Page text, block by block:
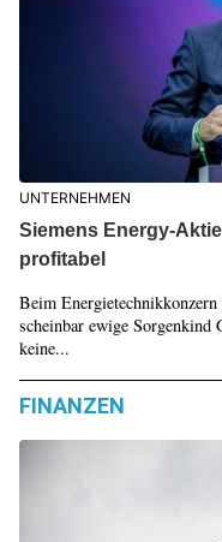
UNTERNEHMEN
Siemens Energy-
profitabel
Beim
scheinbar ewige Sorgenkind
keine...
FINANZEN